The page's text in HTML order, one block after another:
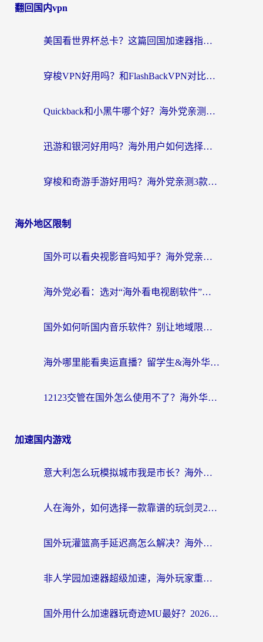
翻回国内vpn
美国看世界杯总卡？这篇回国加速器指南帮你无缝刷国内资源（附苹果手机VPN设置步骤）
穿梭VPN好用吗？和FlashBackVPN对比哪个回国效果更好？
Quickback和小黑牛哪个好？海外党亲测指南，选对回国加速器秒回国内
迅游和银河好用吗？海外用户如何选择回国加速器实现无缝访问国内资源
穿梭和奇游手游好用吗？海外党亲测3款回国加速器，附蜜蜂加速器七天试用攻略
海外地区限制
国外可以看央视影音吗知乎？海外党亲测有效的回国加速方案
海外党必看：选对“海外看电视剧软件”，再也不用愁国内剧刷不了
国外如何听国内音乐软件？别让地域限制，断了你的中文歌单
海外哪里能看奥运直播？留学生&海外华人必看的体育赛事观赛终极指南
12123交管在国外怎么使用不了？海外华人必看的无缝访问国内资源指南
加速国内游戏
意大利怎么玩模拟城市我是市长？海外党国服游戏加速终极攻略（附三国3量子特攻解决办法）
人在海外，如何选择一款靠谱的玩剑灵2加速器？
国外玩灌篮高手延迟高怎么解决？海外玩家国服游戏加速终极指南
非人学园加速器超级加速，海外玩家重返国服的通行证
国外用什么加速器玩奇迹MU最好？2026海外玩家国服游戏加速全攻略